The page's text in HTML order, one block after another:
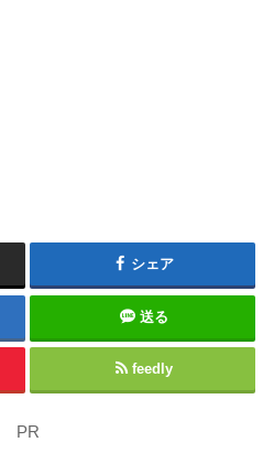
シェア
送る
feedly
PR